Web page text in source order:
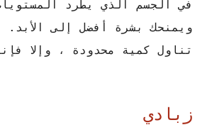
في الجسم الذي يطرد
ويمنحك بشرة أفضل إلى الأبد.
تناول كمية محدودة ، وإلا
زبادي